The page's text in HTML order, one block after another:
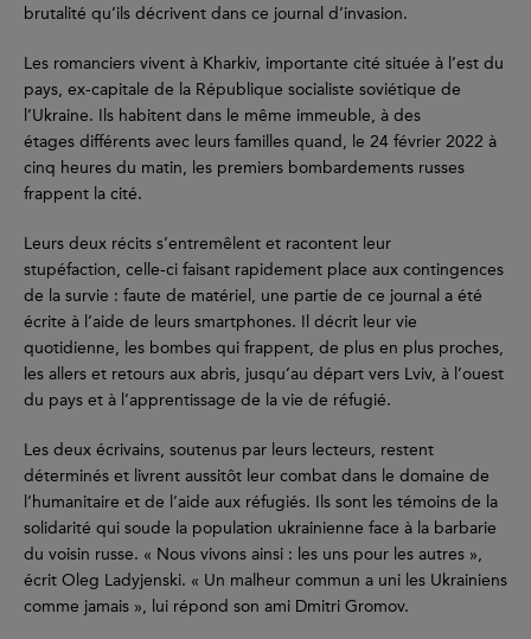
brutalité qu’ils décrivent dans ce journal d’invasion.
Les romanciers vivent à Kharkiv, importante cité située à l’est du
pays, ex-capitale de la République socialiste soviétique de
l’Ukraine. Ils habitent dans le même immeuble, à des
étages différents avec leurs familles quand, le 24 février 2022 à
cinq heures du matin, les premiers bombardements russes
frappent la cité.
Leurs deux récits s’entremêlent et racontent leur
stupéfaction, celle-ci faisant rapidement place aux contingences
de la survie : faute de matériel, une partie de ce journal a été
écrite à l’aide de leurs smartphones. Il décrit leur vie
quotidienne, les bombes qui frappent, de plus en plus proches,
les allers et retours aux abris, jusqu’au départ vers Lviv, à l’ouest
du pays et à l’apprentissage de la vie de réfugié.
Les deux écrivains, soutenus par leurs lecteurs, restent
déterminés et livrent aussitôt leur combat dans le domaine de
l’humanitaire et de l’aide aux réfugiés. Ils sont les témoins de la
solidarité qui soude la population ukrainienne face à la barbarie
du voisin russe. « Nous vivons ainsi : les uns pour les autres »,
écrit Oleg Ladyjenski. « Un malheur commun a uni les Ukrainiens
comme jamais », lui répond son ami Dmitri Gromov.